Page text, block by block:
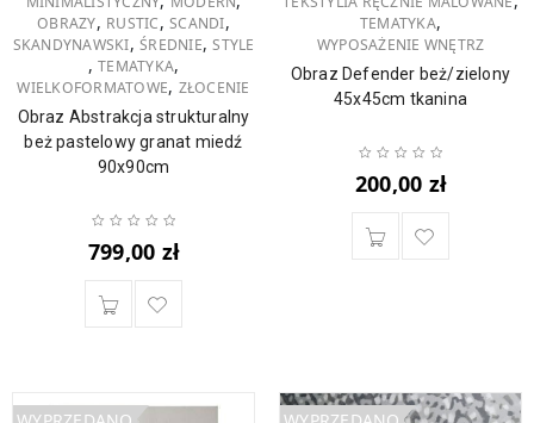
OBRAZY, RUSTIC,SCANDI,
SKANDYNAWSKI, ŚREDNIE,STYLE
,TEMATYKA,
WIELKOFORMATOWE, ZŁOCENIE
Obraz Abstrakcja strukturalny
beż pastelowy granat miedź
90x90cm
799,00 zł
TEMATYKA,
WYPOSAŻENIE WNĘTRZ
Obraz Defender beż/zielony
45x45cm tkanina
200,00 zł